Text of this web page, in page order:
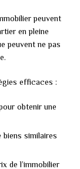
peuvent
en pleine
peuvent ne pas
efficaces :
obtenir une
similaires
de l’immobilier